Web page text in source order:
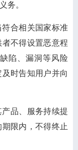
务。
合相关国家标准
不得设置恶意程
陷、漏洞等风险
时告知用户并向
品、服务持续提
限内，不得终止